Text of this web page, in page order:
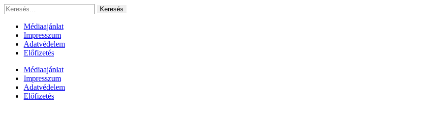
Ugrás
a
tartalomhoz
Keresés:
Médiaajánlat
Impresszum
Adatvédelem
Előfizetés
Médiaajánlat
Impresszum
Adatvédelem
Előfizetés